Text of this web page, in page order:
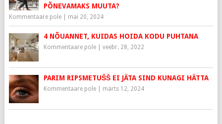
PÕNEVAMAKS MUUTA?
Kommentaare pole| mai 20, 2024
4 NÕUANNET, KUIDAS HOIDA KODU PUHTANA
Kommentaare pole| veebr. 28, 2022
PARIM RIPSMETUŠŠ EI JÄTA SIND KUNAGI HÄTTA
Kommentaare pole| märts 12, 2024